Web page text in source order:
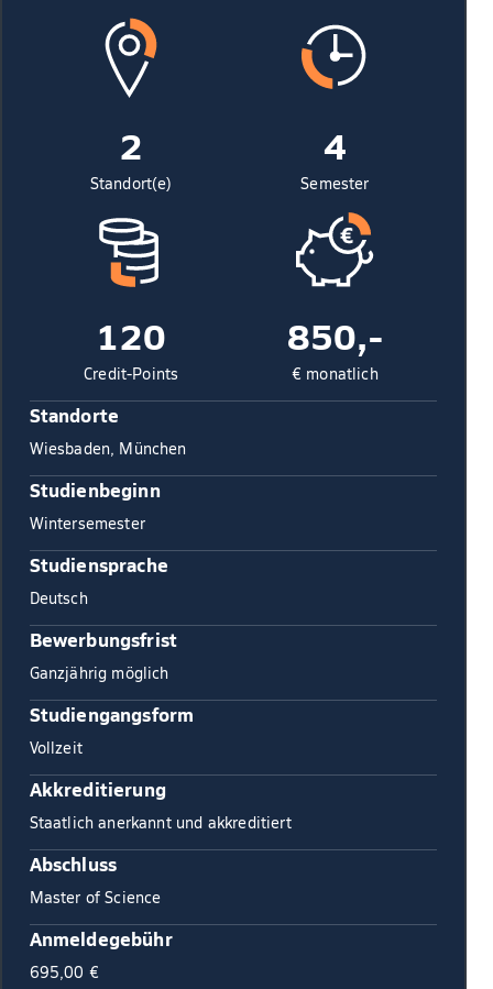
2
Standort(e)
4
Semester
120
Credit-Points
850,-
€ monatlich
Standorte
Wiesbaden, München
Studienbeginn
Wintersemester
Studiensprache
Deutsch
Bewerbungsfrist
Ganzjährig möglich
Studiengangsform
Vollzeit
Akkreditierung
Staatlich anerkannt und akkreditiert
Abschluss
Master of Science
Anmeldegebühr
695,00 €